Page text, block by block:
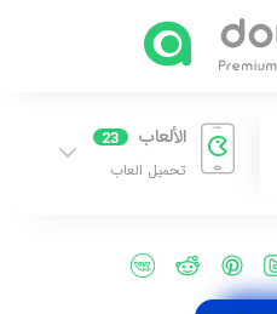
الألعاب 23
تحميل العاب